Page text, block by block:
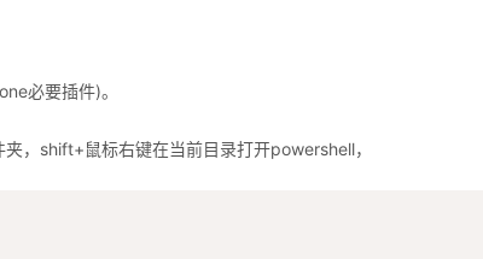
必要插件)。
，shift+鼠标右键在当前目录打开powershell，